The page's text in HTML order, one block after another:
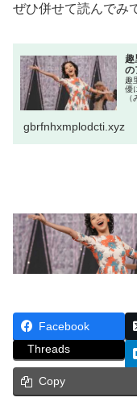
ぜひ併せて読んでみ
趣
の
趣
優
gbrfnhxmplodcti.xyz
Facebook
Threads
Copy